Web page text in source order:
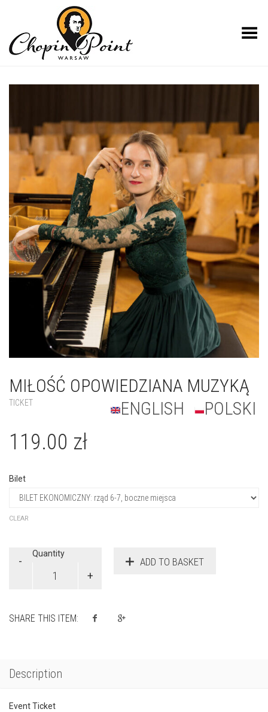
Toggle Menu
MIŁOŚĆ OPOWIEDZIANA MUZYKĄ
ENGLISH
POLSKI
TICKET
119.00 zł
Bilet
CLEAR
Quantity
ADD TO BASKET
SHARE THIS ITEM:
Description
Event Ticket